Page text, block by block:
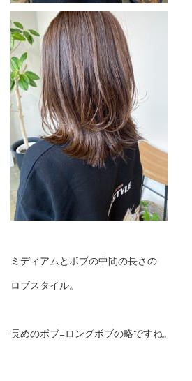
ミディアムとボブの中間の長さの
ロブスタイル。
長めのボブ=ロングボブの略ですね。